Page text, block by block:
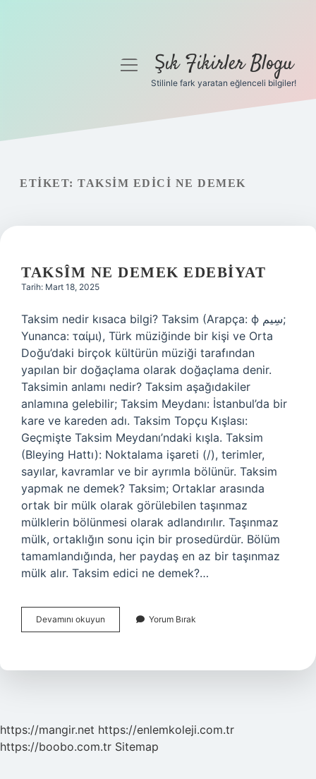
Gizlilik Politikası
menüyüŞık Fikirler Blogu
Stilinle fark yaratan eğlenceli bilgiler!
ETIKET: TAKSIM EDICI NE DEMEK
TAKSÎM NE DEMEK EDEBIYAT
Tarih: Mart 18, 2025
Taksim nedir kısaca bilgi? Taksim (Arapça: ϕ سِيم;
Yunanca: ταίμι), Türk müziğinde bir kişi ve Orta
Doğu’daki birçok kültürün müziği tarafından
yapılan bir doğaçlama olarak doğaçlama denir.
Taksimin anlamı nedir? Taksim aşağıdakiler
anlamına gelebilir; Taksim Meydanı: İstanbul’da bir
kare ve kareden adı. Taksim Topçu Kışlası:
Geçmişte Taksim Meydanı’ndaki kışla. Taksim
(Bleying Hattı): Noktalama işareti (/), terimler,
sayılar, kavramlar ve bir ayrımla bölünür. Taksim
yapmak ne demek? Taksim; Ortaklar arasında
ortak bir mülk olarak görülebilen taşınmaz
mülklerin bölünmesi olarak adlandırılır. Taşınmaz
mülk, ortaklığın sonu için bir prosedürdür. Bölüm
tamamlandığında, her paydaş en az bir taşınmaz
mülk alır. Taksim edici ne demek?…
Devamını okuyun
Ne
Yorum Bırak
https://mangir.net https://enlemkoleji.com.tr
https://boobo.com.tr Sitemap